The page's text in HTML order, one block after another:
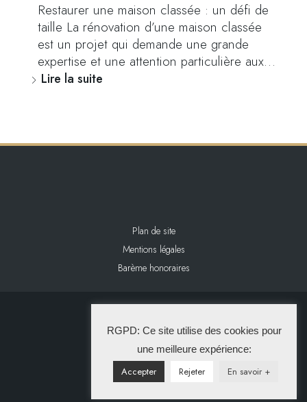
Restaurer une maison classée : un défi de
taille La rénovation d’une maison classée
est un projet qui demande une grande
expertise et une attention particulière aux…
Lire la suite
Plan de site
Mentions légales
Barème honoraires
La Solution Immo
RGPD: Ce site utilise des cookies pour
une meilleure expérience:
Accepter Rejeter En savoir +